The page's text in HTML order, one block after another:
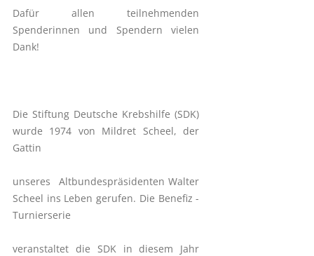
Dafür allen teilnehmenden
Spenderinnen und Spendern vielen
Dank!
Die Stiftung Deutsche Krebshilfe (SDK)
wurde 1974 von Mildret Scheel, der
Gattin
unseres Altbundespräsidenten Walter
Scheel ins Leben gerufen. Die Benefiz -
Turnierserie
veranstaltet die SDK in diesem Jahr